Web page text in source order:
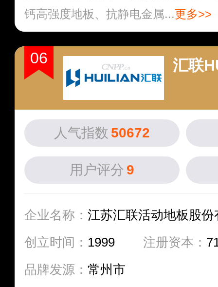
钙高强度地板、抗静电金属...更多>>
06 汇联
人气指数 50672
用户评分 9
企业名称： 江苏汇联活动地板股份
创立时间： 1999 注册资本：
品牌发源： 常州市